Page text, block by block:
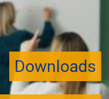
Downloads